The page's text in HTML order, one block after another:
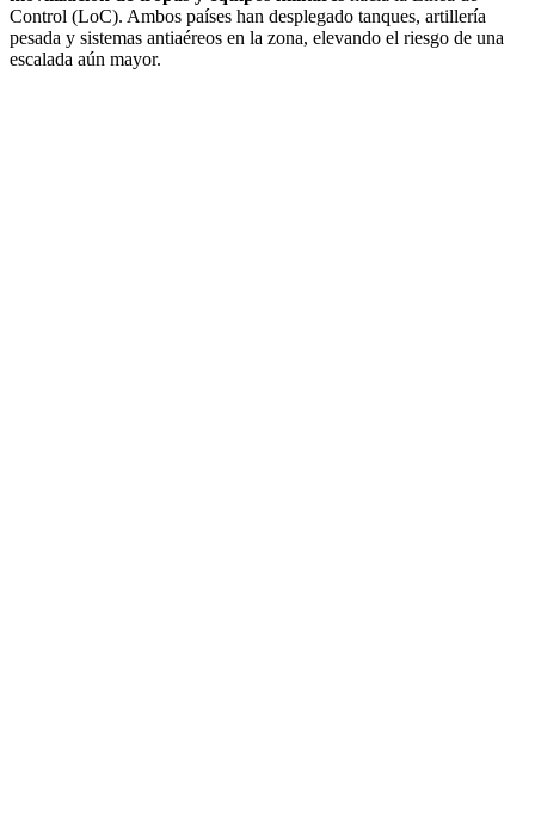
Control (LoC). Ambos países han desplegado tanques, artillería
pesada y sistemas antiaéreos en la zona, elevando el riesgo de una
escalada aún mayor.